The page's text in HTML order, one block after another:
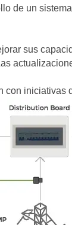
de un
sus
con iniciativas